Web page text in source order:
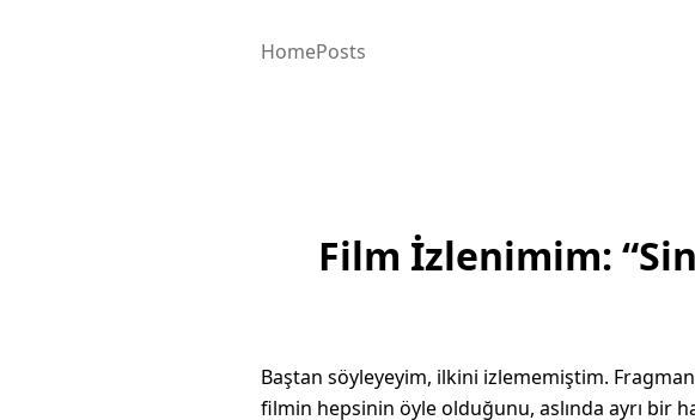
HomePosts
Film İzlenimim:
Baştan söyleyeyim, ilkini izlememiştim.
filmin hepsinin öyle olduğunu, aslında ayrı bir